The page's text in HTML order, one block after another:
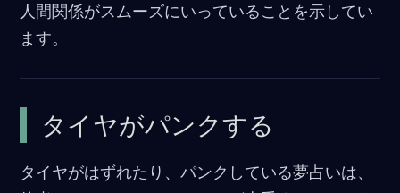
人間関係がスムーズにいっていることを示してい
ます。
タイヤがパンクする
タイヤがはずれたり、パンクしている夢占いは、